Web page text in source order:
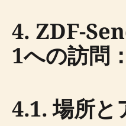
4. ZDF-
1への訪問
4.1. 場所と